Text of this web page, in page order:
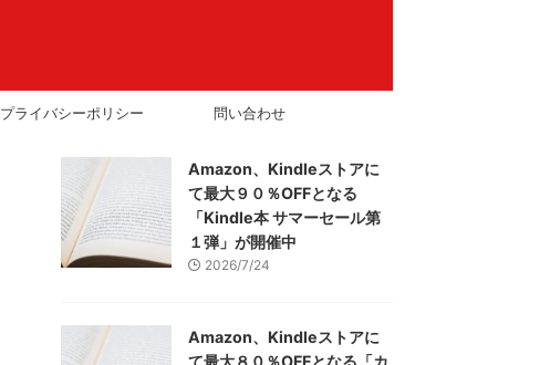
プライバシーポリシー 問い合わせ
Amazon、Kindleストアに
て最大９０％OFFとなる
「Kindle本 サマーセール第
１弾」が開催中
2026/7/24
Amazon、Kindleストアに
て最大８０％OFFとなる「カ